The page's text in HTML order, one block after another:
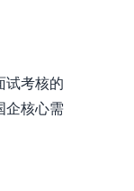
试考核的
企核心需